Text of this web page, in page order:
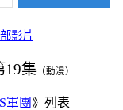
影片
19集 （動漫）
軍團 》列表